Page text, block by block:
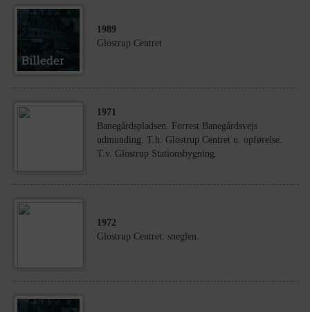
1989
Glostrup Centret
1971
Banegårdspladsen. Forrest Banegårdsvejs
udmunding. T.h. Glostrup Centret u. opførelse.
T.v. Glostrup Stationsbygning.
1972
Glostrup Centret: sneglen.